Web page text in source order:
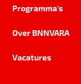
Programma's
Over BNNVARA
Vacatures